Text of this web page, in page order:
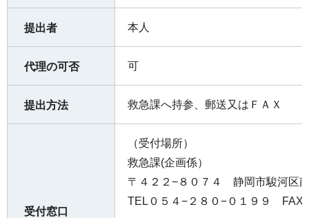
提出者 本人
代理の可否 可
提出方法 救急課へ持参、郵送又はＦＡＸ
受付窓口
（受付場所）
救急課(企画係）
〒４２２−８０７４ 静岡市駿河区
TEL０５４−２８０−０１９９ FAX